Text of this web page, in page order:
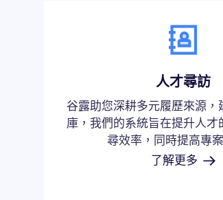
人才尋訪
谷露助您深耕多元履歷來源，
庫，我們的系統旨在提升人才
尋效率，同時提高專
了解更多